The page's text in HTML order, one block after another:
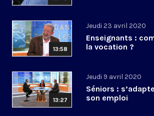
13:58
Jeudi 23 avril 2020
Enseignants :
la vocation ?
13:27
Jeudi 9 avril 2020
Séniors :
son emploi